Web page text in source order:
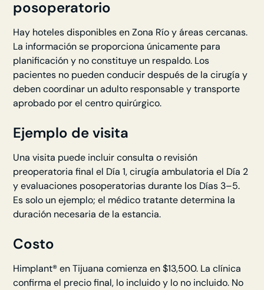
posoperatorio
Hay hoteles disponibles en Zona Río y áreas cercanas.
La información se proporciona únicamente para
planificación y no constituye un respaldo. Los
pacientes no pueden conducir después de la cirugía y
deben coordinar un adulto responsable y transporte
aprobado por el centro quirúrgico.
Ejemplo de visita
Una visita puede incluir consulta o revisión
preoperatoria final el Día 1, cirugía ambulatoria el Día 2
y evaluaciones posoperatorias durante los Días 3–5.
Es solo un ejemplo; el médico tratante determina la
duración necesaria de la estancia.
Costo
Himplant® en Tijuana comienza en $13,500. La clínica
confirma el precio final, lo incluido y lo no incluido. No